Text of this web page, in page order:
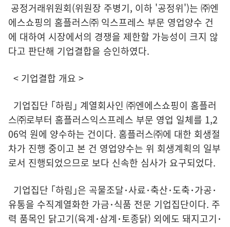
공정거래위원회(위원장 주병기, 이하 '공정위')는 ㈜엔
에스쇼핑의 홈플러스㈜ 익스프레스 부문 영업양수 건
에 대하여 시장에서의 경쟁을 제한할 가능성이 크지 않
다고 판단해 기업결합을 승인하였다.
< 기업결합 개요 >
기업집단 ｢하림｣ 계열회사인 ㈜엔에스쇼핑이 홈플러
스㈜로부터 홈플러스익스프레스 부문 영업 일체를 1,2
06억 원에 양수하는 건이다. 홈플러스㈜에 대한 회생절
차가 진행 중이고 본 건 영업양수는 위 회생계획의 일부
로서 진행되었으므로 보다 신속한 심사가 요구되었다.
기업집단 ｢하림｣은 곡물조달･사료･축산･도축･가공･
유통을 수직계열화한 가금･식품 전문 기업집단이다. 주
력 품목인 닭고기(육계･삼계･토종닭) 외에도 돼지고기･